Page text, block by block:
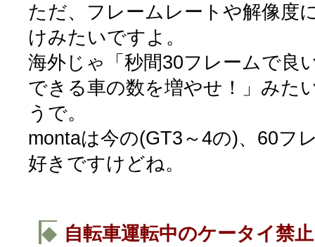
ただ、フレームレートや解像度
けみたいですよ。
海外じゃ「秒間30フレームで良
できる車の数を増やせ！」みた
うで。
montaは今の(GT3～4の)、60フ
好きですけどね。
◆ 自転車運転中のケータイ禁